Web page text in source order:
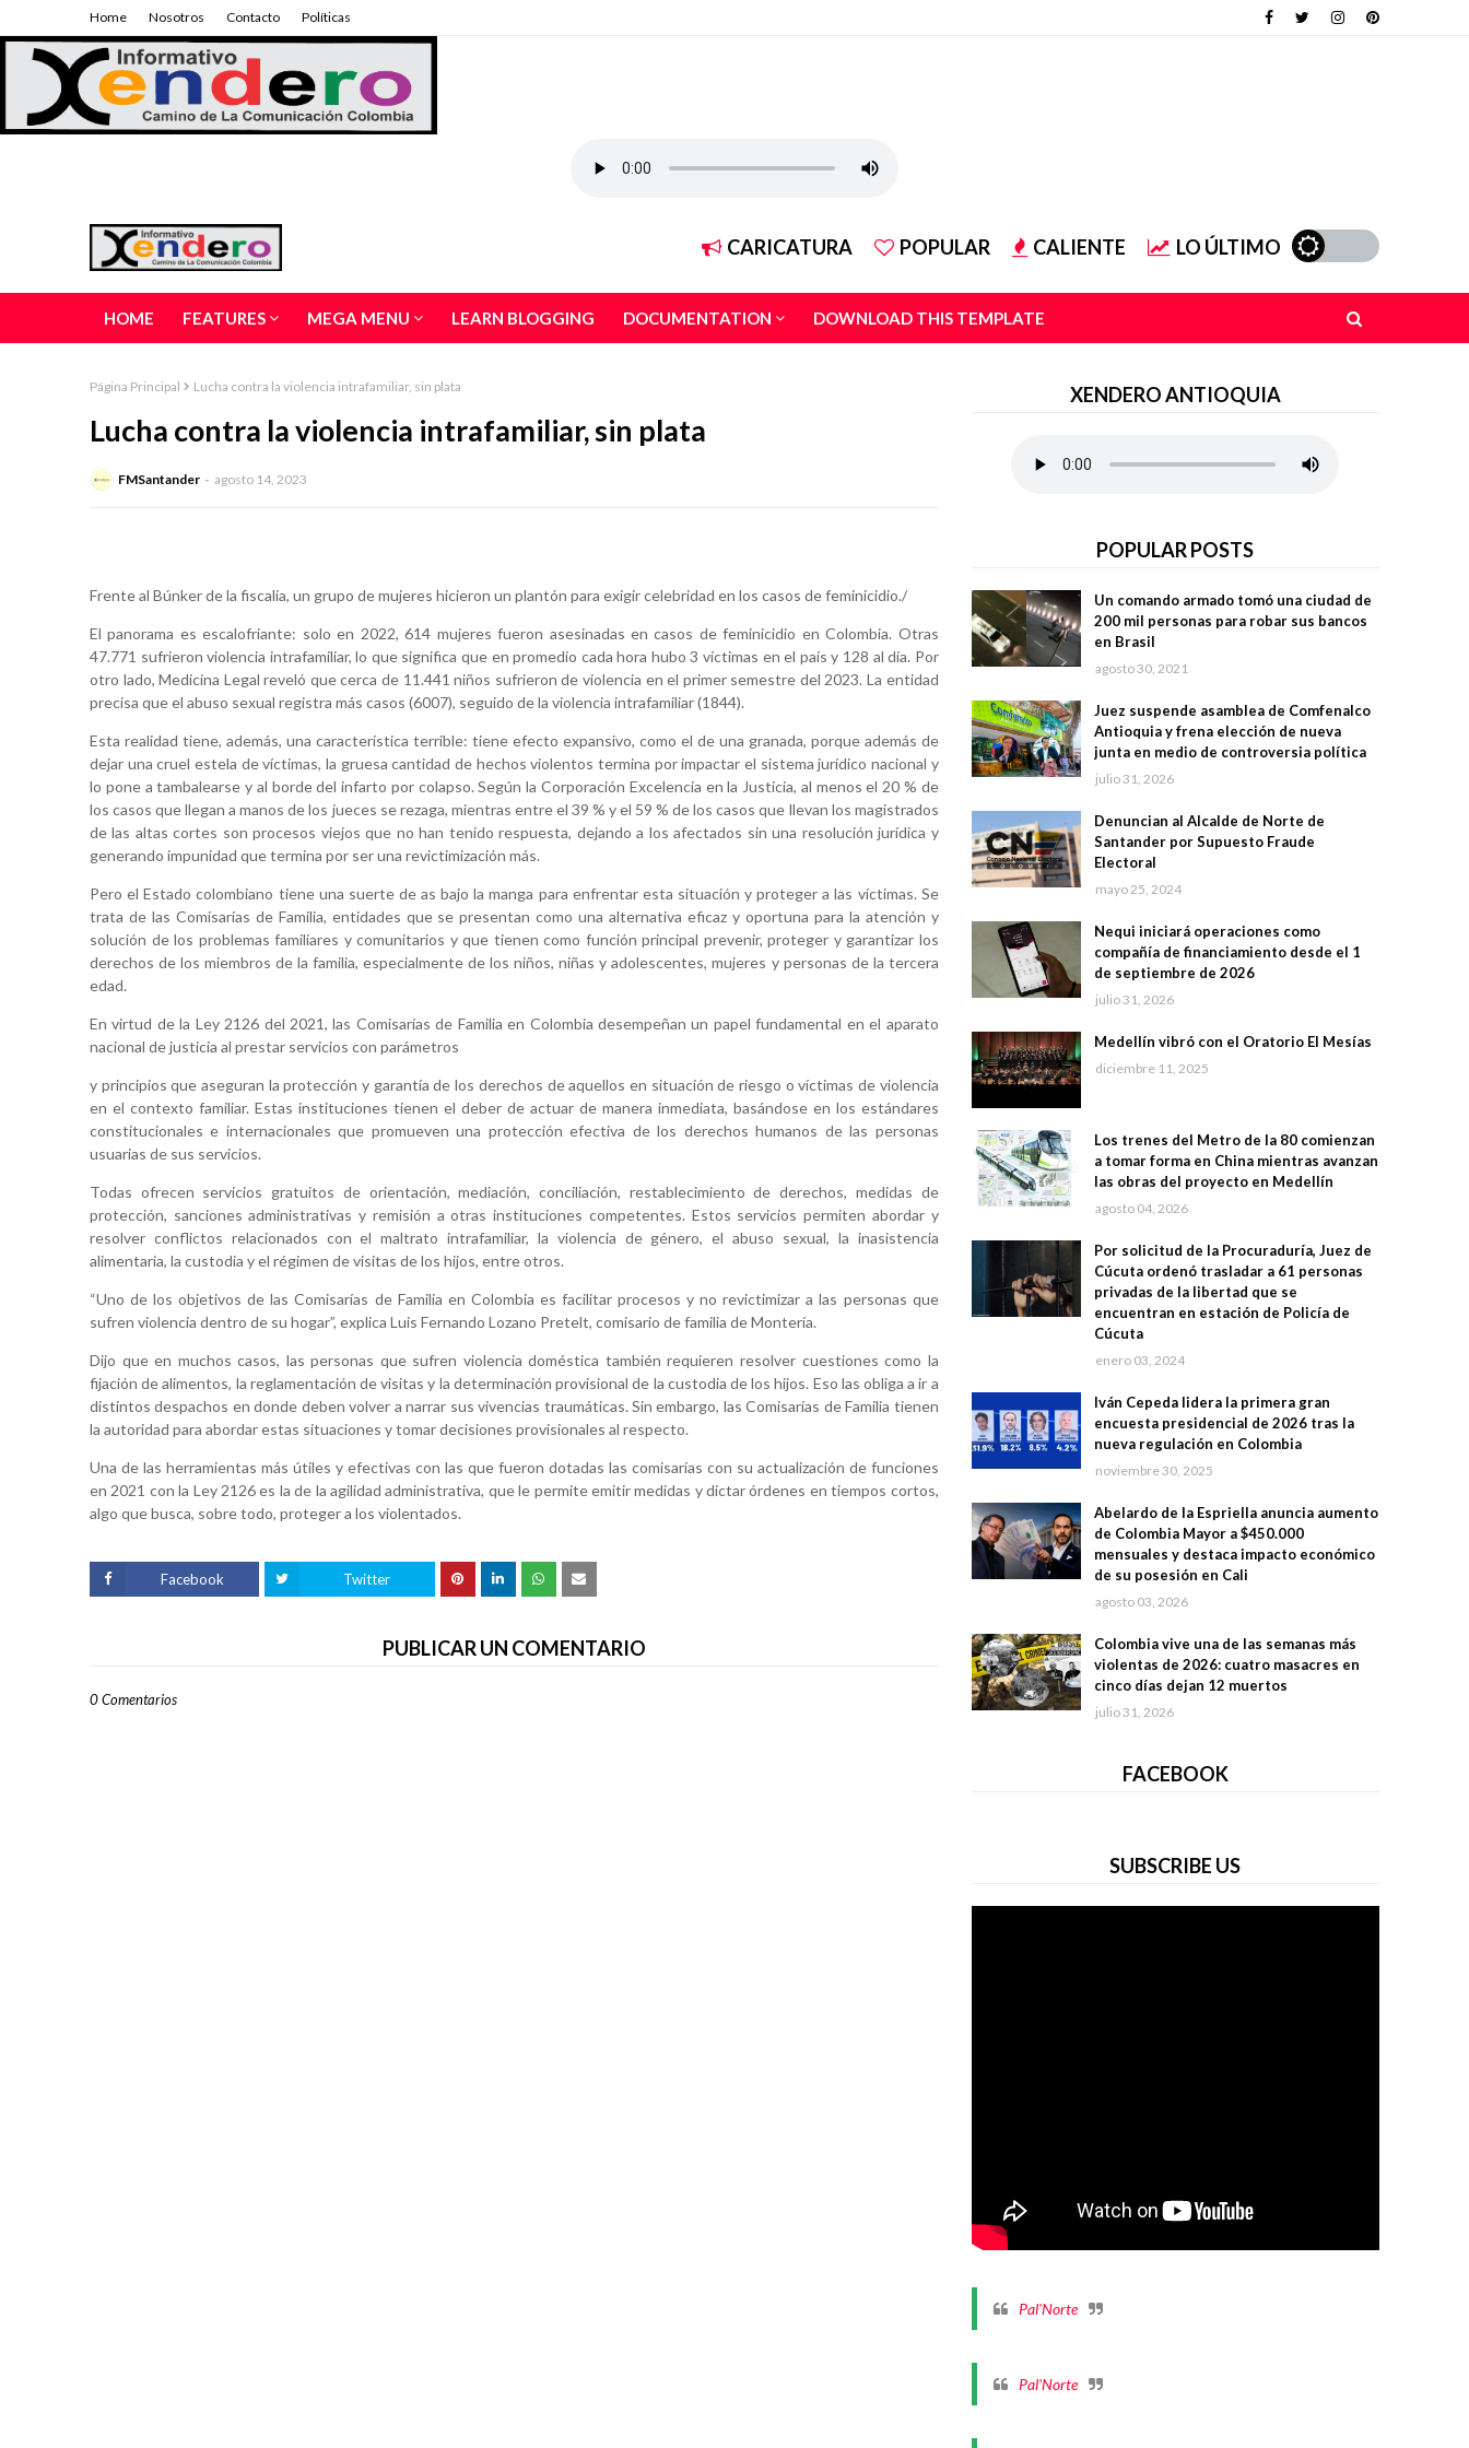
Home Nosotros Contacto Políticas
CARICATURA POPULAR CALIENTE LO ÚLTIMO
HOME FEATURES MEGA MENU LEARN BLOGGING DOCUMENTATION DOWNLOAD THIS TEMPLATE
Página Principal Lucha contra la violencia intrafamiliar, sin plata
Lucha contra la violencia intrafamiliar, sin plata
FMSantander agosto 14, 2023
Frente al Búnker de la fiscalía, un grupo de mujeres hicieron un plantón para exigir celebridad en los casos de feminicidio./
El panorama es escalofriante: solo en 2022, 614 mujeres fueron asesinadas en casos de feminicidio en Colombia. Otras
47.771 sufrieron violencia intrafamiliar, lo que significa que en promedio cada hora hubo 3 víctimas en el país y 128 al día. Por
otro lado, Medicina Legal reveló que cerca de 11.441 niños sufrieron de violencia en el primer semestre del 2023. La entidad
precisa que el abuso sexual registra más casos (6007), seguido de la violencia intrafamiliar (1844).
Esta realidad tiene, además, una característica terrible: tiene efecto expansivo, como el de una granada, porque además de
dejar una cruel estela de víctimas, la gruesa cantidad de hechos violentos termina por impactar el sistema jurídico nacional y
lo pone a tambalearse y al borde del infarto por colapso. Según la Corporación Excelencia en la Justicia, al menos el 20 % de
los casos que llegan a manos de los jueces se rezaga, mientras entre el 39 % y el 59 % de los casos que llevan los magistrados
de las altas cortes son procesos viejos que no han tenido respuesta, dejando a los afectados sin una resolución jurídica y
generando impunidad que termina por ser una revictimización más.
Pero el Estado colombiano tiene una suerte de as bajo la manga para enfrentar esta situación y proteger a las víctimas. Se
trata de las Comisarías de Familia, entidades que se presentan como una alternativa eficaz y oportuna para la atención y
solución de los problemas familiares y comunitarios y que tienen como función principal prevenir, proteger y garantizar los
derechos de los miembros de la familia, especialmente de los niños, niñas y adolescentes, mujeres y personas de la tercera
edad.
En virtud de la Ley 2126 del 2021, las Comisarías de Familia en Colombia desempeñan un papel fundamental en el aparato
nacional de justicia al prestar servicios con parámetros
y principios que aseguran la protección y garantía de los derechos de aquellos en situación de riesgo o víctimas de violencia
en el contexto familiar. Estas instituciones tienen el deber de actuar de manera inmediata, basándose en los estándares
constitucionales e internacionales que promueven una protección efectiva de los derechos humanos de las personas
usuarias de sus servicios.
Todas ofrecen servicios gratuitos de orientación, mediación, conciliación, restablecimiento de derechos, medidas de
protección, sanciones administrativas y remisión a otras instituciones competentes. Estos servicios permiten abordar y
resolver conflictos relacionados con el maltrato intrafamiliar, la violencia de género, el abuso sexual, la inasistencia
alimentaria, la custodia y el régimen de visitas de los hijos, entre otros.
“Uno de los objetivos de las Comisarías de Familia en Colombia es facilitar procesos y no revictimizar a las personas que
sufren violencia dentro de su hogar”, explica Luis Fernando Lozano Pretelt, comisario de familia de Montería.
Dijo que en muchos casos, las personas que sufren violencia doméstica también requieren resolver cuestiones como la
fijación de alimentos, la reglamentación de visitas y la determinación provisional de la custodia de los hijos. Eso las obliga a ir a
distintos despachos en donde deben volver a narrar sus vivencias traumáticas. Sin embargo, las Comisarías de Familia tienen
la autoridad para abordar estas situaciones y tomar decisiones provisionales al respecto.
Una de las herramientas más útiles y efectivas con las que fueron dotadas las comisarías con su actualización de funciones
en 2021 con la Ley 2126 es la de la agilidad administrativa, que le permite emitir medidas y dictar órdenes en tiempos cortos,
algo que busca, sobre todo, proteger a los violentados.
Facebook Twitter
PUBLICAR UN COMENTARIO
0 Comentarios
XENDERO ANTIOQUIA
POPULAR POSTS
Un comando armado tomó una ciudad de
200 mil personas para robar sus bancos
en Brasil
agosto 30, 2021
Juez suspende asamblea de Comfenalco
Antioquia y frena elección de nueva
junta en medio de controversia política
julio 31, 2026
Denuncian al Alcalde de Norte de
Santander por Supuesto Fraude
Electoral
mayo 25, 2024
Nequi iniciará operaciones como
compañía de financiamiento desde el 1
de septiembre de 2026
julio 31, 2026
Medellín vibró con el Oratorio El Mesías
diciembre 11, 2025
Los trenes del Metro de la 80 comienzan
a tomar forma en China mientras avanzan
las obras del proyecto en Medellín
agosto 04, 2026
Por solicitud de la Procuraduría, Juez de
Cúcuta ordenó trasladar a 61 personas
privadas de la libertad que se
encuentran en estación de Policía de
Cúcuta
enero 03, 2024
Iván Cepeda lidera la primera gran
encuesta presidencial de 2026 tras la
nueva regulación en Colombia
noviembre 30, 2025
Abelardo de la Espriella anuncia aumento
de Colombia Mayor a $450.000
mensuales y destaca impacto económico
de su posesión en Cali
agosto 03, 2026
Colombia vive una de las semanas más
violentas de 2026: cuatro masacres en
cinco días dejan 12 muertos
julio 31, 2026
FACEBOOK
SUBSCRIBE US
Pal'Norte
Pal'Norte